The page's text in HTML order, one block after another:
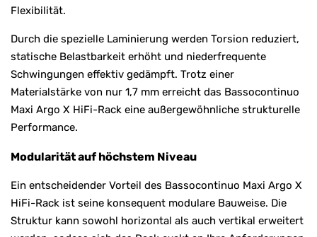
Flexibilität.
Durch die spezielle Laminierung werden Torsion reduziert,
statische Belastbarkeit erhöht und niederfrequente
Schwingungen effektiv gedämpft. Trotz einer
Materialstärke von nur 1,7 mm erreicht das Bassocontinuo
Maxi Argo X HiFi-Rack eine außergewöhnliche strukturelle
Performance.
Modularität auf höchstem Niveau
Ein entscheidender Vorteil des Bassocontinuo Maxi Argo X
HiFi-Rack ist seine konsequent modulare Bauweise. Die
Struktur kann sowohl horizontal als auch vertikal erweitert